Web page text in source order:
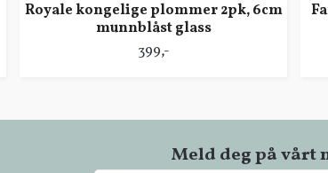
Royale kongelige plommer 2pk, 6cm
munnblåst glass
399,-
Meld deg på vårt